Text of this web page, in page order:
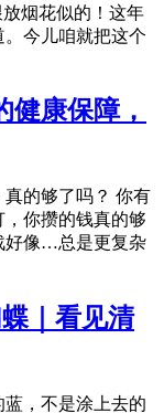
烟花似的！这年
今儿咱就把这个
康保障，
的够了吗？ 你有
你攒的钱真的够
好像…总是更复杂
｜看见清
，不是涂上去的